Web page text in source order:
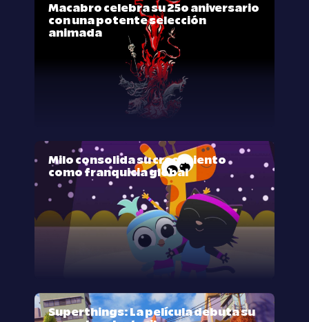
Macabro celebra su 25º aniversario
con una potente selección
animada
Milo consolida su crecimiento
como franquicia global
Superthings: La película debuta su